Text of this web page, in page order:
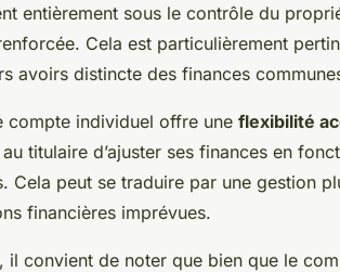
entièrement sous le contrôle du
Cela est particulièrement
avoirs distincte des finances
compte individuel offre une flexibilité
titulaire d’ajuster ses finances en
Cela peut se traduire par une gestion
financières imprévues.
il convient de noter que bien que le